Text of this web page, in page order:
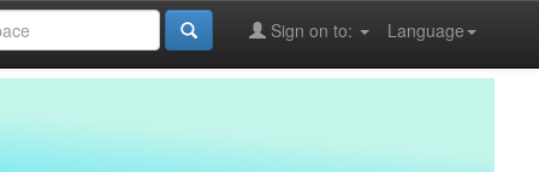
Language
Sign on to: